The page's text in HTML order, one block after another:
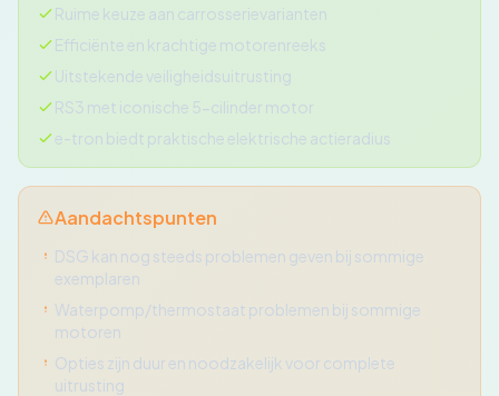
Ruime keuze aan carrosserievarianten
Efficiënte en krachtige motorenreeks
Uitstekende veiligheidsuitrusting
RS3 met iconische 5-cilinder motor
e-tron biedt praktische elektrische actieradius
Aandachtspunten
DSG kan nog steeds problemen geven bij sommige
exemplaren
Waterpomp/thermostaat problemen bij sommige
motoren
Opties zijn duur en noodzakelijk voor complete
uitrusting